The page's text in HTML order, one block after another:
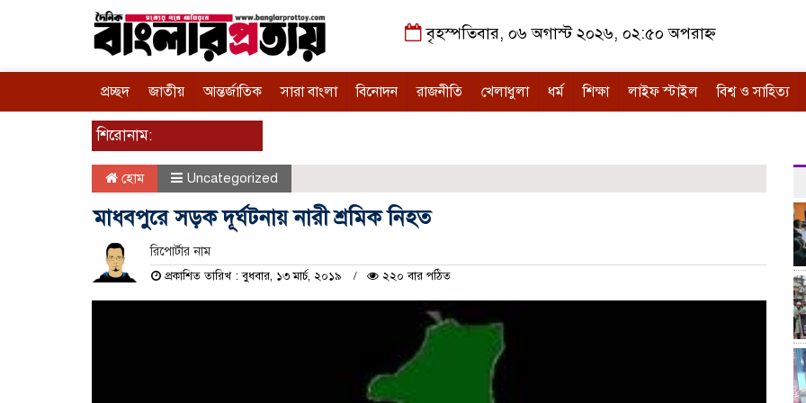
বৃহস্পতিবার, ০৬ অগাস্ট ২০২৬, ০২:৫০ অপরাহ্ন
প্রচ্ছদ জাতীয় আন্তর্জাতিক সারা বাংলা বিনোদন রাজনীতি খেলাধুলা ধর্ম শিক্ষা লাইফ স্টাইল বিশ্ব ও সাহিত্য
শিরোনাম:
হোম Uncategorized
মাধবপুরে সড়ক দূর্ঘটনায় নারী শ্রমিক নিহত
রিপোর্টার নাম
প্রকাশিত তারিখ : বুধবার, ১৩ মার্চ, ২০১৯ ২২০ বার পঠিত